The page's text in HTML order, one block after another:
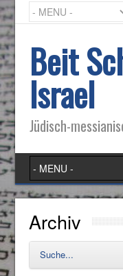
Beit
Israel
Jüdisch-
Archiv
Suche...